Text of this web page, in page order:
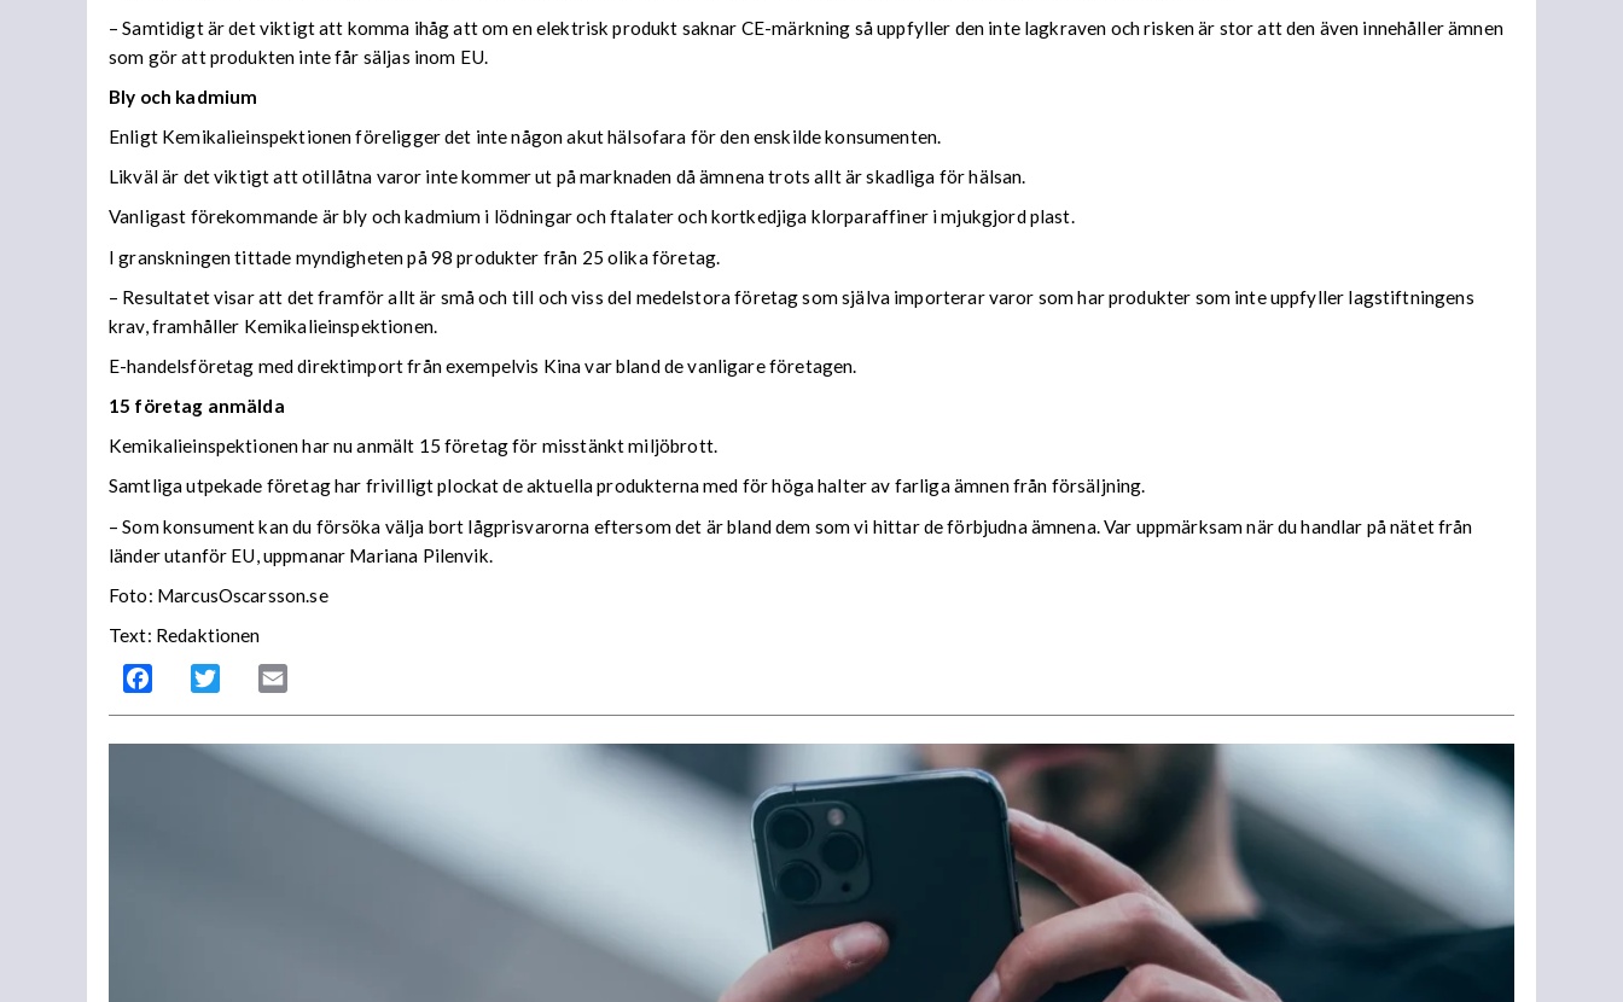
– Samtidigt är det viktigt att komma ihåg att om en elektrisk produkt saknar CE-märkning så uppfyller den inte lagkraven och risken är stor att den även innehåller ämnen
som gör att produkten inte får säljas inom EU.
Bly och kadmium
Enligt Kemikalieinspektionen föreligger det inte någon akut hälsofara för den enskilde konsumenten.
Likväl är det viktigt att otillåtna varor inte kommer ut på marknaden då ämnena trots allt är skadliga för hälsan.
Vanligast förekommande är bly och kadmium i lödningar och ftalater och kortkedjiga klorparaffiner i mjukgjord plast.
I granskningen tittade myndigheten på 98 produkter från 25 olika företag.
– Resultatet visar att det framför allt är små och till och viss del medelstora företag som själva importerar varor som har produkter som inte uppfyller lagstiftningens
krav, framhåller Kemikalieinspektionen.
E-handelsföretag med direktimport från exempelvis Kina var bland de vanligare företagen.
15 företag anmälda
Kemikalieinspektionen har nu anmält 15 företag för misstänkt miljöbrott.
Samtliga utpekade företag har frivilligt plockat de aktuella produkterna med för höga halter av farliga ämnen från försäljning.
– Som konsument kan du försöka välja bort lågprisvarorna eftersom det är bland dem som vi hittar de förbjudna ämnena. Var uppmärksam när du handlar på nätet från
länder utanför EU, uppmanar Mariana Pilenvik.
Foto: MarcusOscarsson.se
Text: Redaktionen
Facebook Twitter